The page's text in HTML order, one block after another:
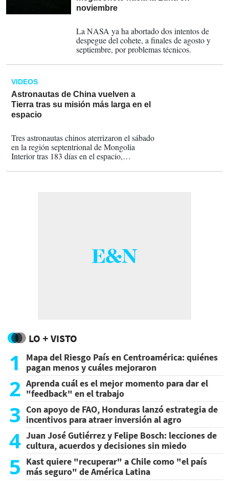
noviembre
La NASA ya ha abortado dos intentos de
despegue del cohete, a finales de agosto y
septiembre, por problemas técnicos.
VIDEOS
Astronautas de China vuelven a
Tierra tras su misión más larga en el
espacio
Tres astronautas chinos aterrizaron el sábado
en la región septentrional de Mongolia
Interior tras 183 días en el espacio,
este país, indicaron los medios estatales.
LO + VISTO
1
Mapa del Riesgo País en Centroamérica: quiénes
pagan menos y cuáles mejoraron
2 Aprenda cuál es el mejor momento para dar el
"feedback" en el trabajo
3 Con apoyo de FAO, Honduras lanzó estrategia de
incentivos para atraer inversión al agro
4 Juan José Gutiérrez y Felipe Bosch: lecciones de
cultura, acuerdos y decisiones sin miedo
5 Kast quiere "recuperar" a Chile como "el país
más seguro" de América Latina